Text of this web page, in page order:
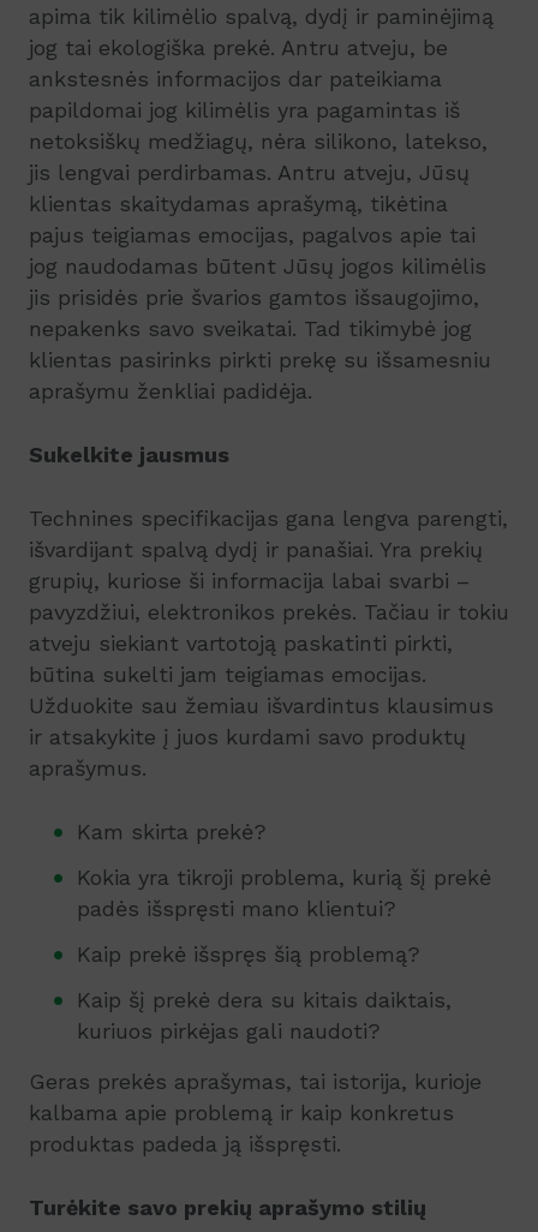
apima tik kilimėlio spalvą, dydį ir paminėjimą
jog tai ekologiška prekė. Antru atveju, be
ankstesnės informacijos dar pateikiama
papildomai jog kilimėlis yra pagamintas iš
netoksiškų medžiagų, nėra silikono, latekso,
jis lengvai perdirbamas. Antru atveju, Jūsų
klientas skaitydamas aprašymą, tikėtina
pajus teigiamas emocijas, pagalvos apie tai
jog naudodamas būtent Jūsų jogos kilimėlis
jis prisidės prie švarios gamtos išsaugojimo,
nepakenks savo sveikatai. Tad tikimybė jog
klientas pasirinks pirkti prekę su išsamesniu
aprašymu ženkliai padidėja.
Sukelkite jausmus
Technines specifikacijas gana lengva parengti,
išvardijant spalvą dydį ir panašiai. Yra prekių
grupių, kuriose ši informacija labai svarbi –
pavyzdžiui, elektronikos prekės. Tačiau ir tokiu
atveju siekiant vartotoją paskatinti pirkti,
būtina sukelti jam teigiamas emocijas.
Užduokite sau žemiau išvardintus klausimus
ir atsakykite į juos kurdami savo produktų
aprašymus.
Kam skirta prekė?
Kokia yra tikroji problema, kurią šį prekė
padės išspręsti mano klientui?
Kaip prekė išspręs šią problemą?
Kaip šį prekė dera su kitais daiktais,
kuriuos pirkėjas gali naudoti?
Geras prekės aprašymas, tai istorija, kurioje
kalbama apie problemą ir kaip konkretus
produktas padeda ją išspręsti.
Turėkite savo prekių aprašymo stilių